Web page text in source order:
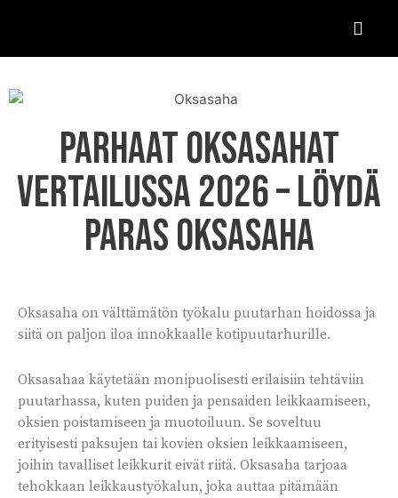
Parhaat oksasahat
vertailussa 2026 – löydä
paras oksasaha
Oksasaha on välttämätön työkalu puutarhan hoidossa ja
siitä on paljon iloa innokkaalle kotipuutarhurille.
Oksasahaa käytetään monipuolisesti erilaisiin tehtäviin
puutarhassa, kuten puiden ja pensaiden leikkaamiseen,
oksien poistamiseen ja muotoiluun. Se soveltuu
erityisesti paksujen tai kovien oksien leikkaamiseen,
joihin tavalliset leikkurit eivät riitä. Oksasaha tarjoaa
tehokkaan leikkaustyökalun, joka auttaa pitämään